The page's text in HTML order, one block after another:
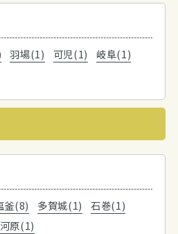
羽場(1) 可児(1)
岐阜(1)
釜(8) 多賀城(1)
石巻(1)
原(1)